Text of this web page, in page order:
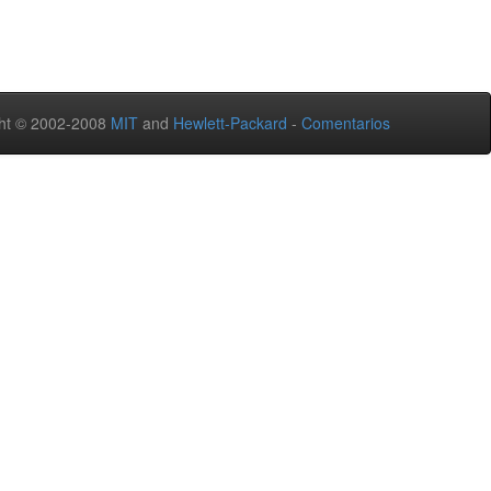
© 2002-2008 MIT and Hewlett-Packard - Comentarios